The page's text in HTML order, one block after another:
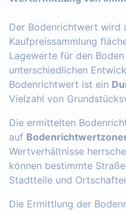
Der Bodenrichtwert wird
Kaufpreissammlung
Lagewerte für den
unterschiedlichen
Bodenrichtwert ist ein
Vielzahl von
Die ermittelten
auf
Wertverhältnisse
können bestimmte
Stadtteile und
Die Ermittlung der